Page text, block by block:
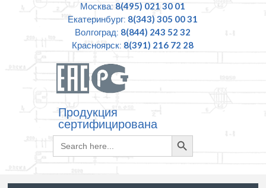
Москва: 8(495) 021 30 01
Екатеринбург: 8(343) 305 00 31
Волгоград: 8(844) 243 52 32
Красноярск: 8(391) 216 72 28
Продукция
сертифицирована
Search
for:
Search
Button